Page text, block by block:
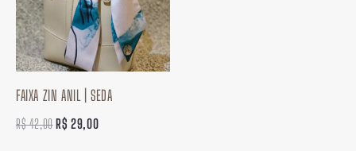
FAIXA ZIN ANIL | SEDA
R$42,00R$ 29,00